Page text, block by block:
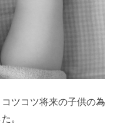
ツコツ将来の子供の為
。